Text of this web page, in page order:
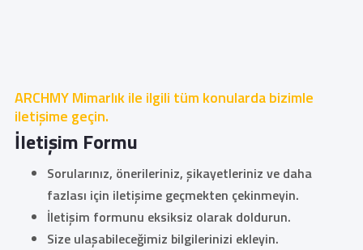
ARCHMY Mimarlık ile ilgili tüm konularda bizimle
iletişime geçin.
İletişim Formu
Sorularınız, önerileriniz, şikayetleriniz ve daha
fazlası için iletişime geçmekten çekinmeyin.
İletişim formunu eksiksiz olarak doldurun.
Size ulaşabileceğimiz bilgilerinizi ekleyin.